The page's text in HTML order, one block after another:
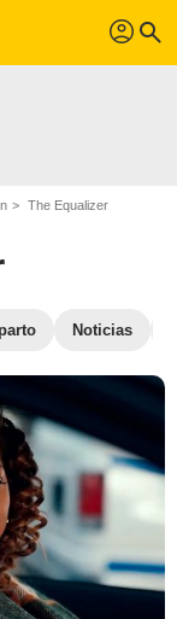
profil search
The Equalizer
Noticias